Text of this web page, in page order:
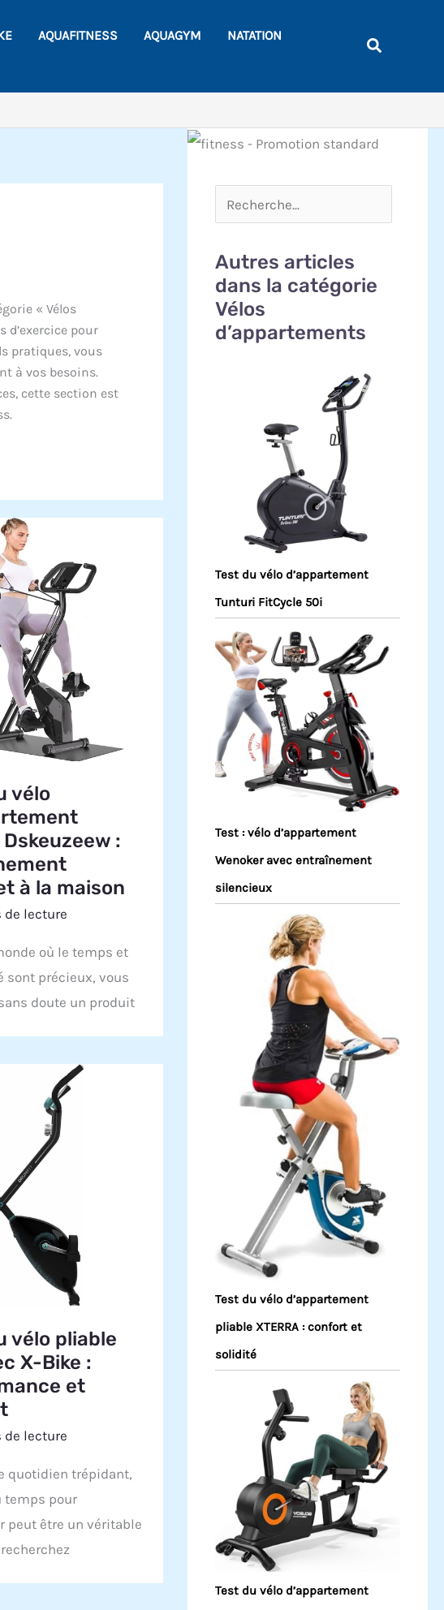
AQUAFITNESS AQUAGYM
NATATION
« Vélos
d’exercice pour
pratiques, vous
à vos besoins.
cette section est
vélo
:
à la maison
lecture
où le temps et
sont précieux, vous
doute un produit
vélo pliable
X-Bike :
et
lecture
quotidien trépidant,
temps pour
peut être un véritable
Autres articles
dans la catégorie
Vélos
d’appartements
Test du vélo d’appartement
Tunturi FitCycle 50i
Test : vélo d’appartement
Wenoker avec entraînement
silencieux
Test du vélo d’appartement
pliable XTERRA : confort et
solidité
Test du vélo d’appartement